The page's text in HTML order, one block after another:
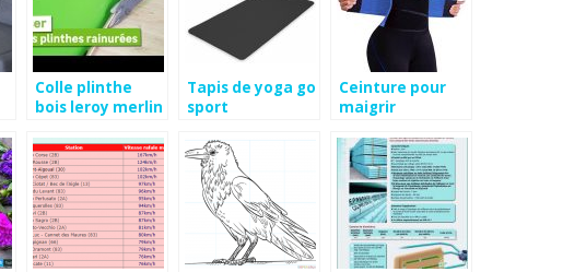
Colle plinthe
bois leroy merlin
Tapis de yoga go
sport
Ceinture pour
maigrir